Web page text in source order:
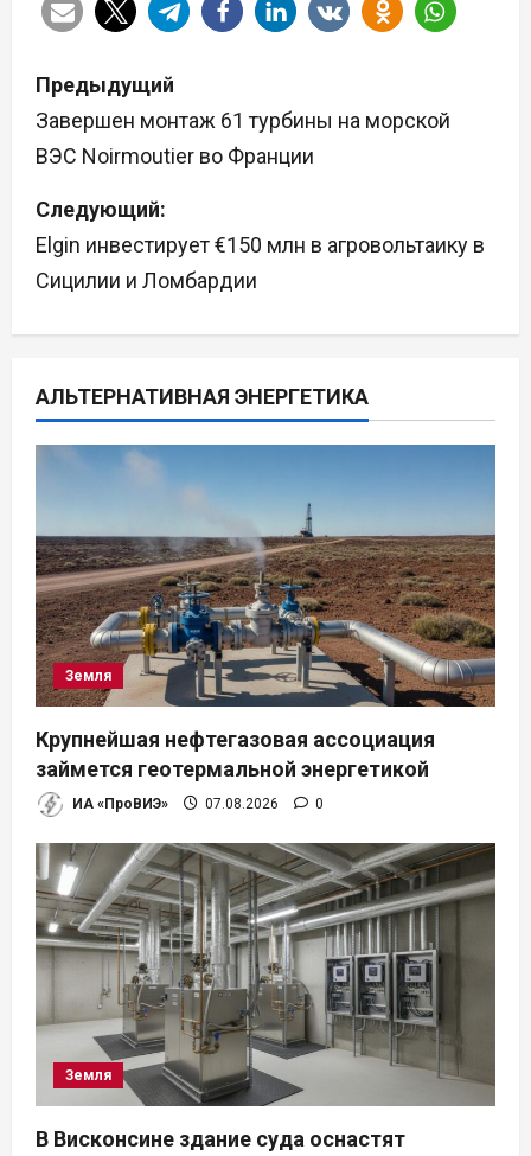
Н
а
в
и
г
и
я
о
з
а
п
и
с
я
м
Предыдущий
Завершен монтаж 61 турбины на морской
ВЭС Noirmoutier во Франции
Следующий:
Elgin инвестирует €150 млн в агровольтаику в
Сицилии и Ломбардии
АЛЬТЕРНАТИВНАЯ ЭНЕРГЕТИКА
Земля
Крупнейшая нефтегазовая ассоциация
займется геотермальной энергетикой
ИА «ПроВИЭ» 07.08.2026 0
Земля
В Висконсине здание суда оснастят